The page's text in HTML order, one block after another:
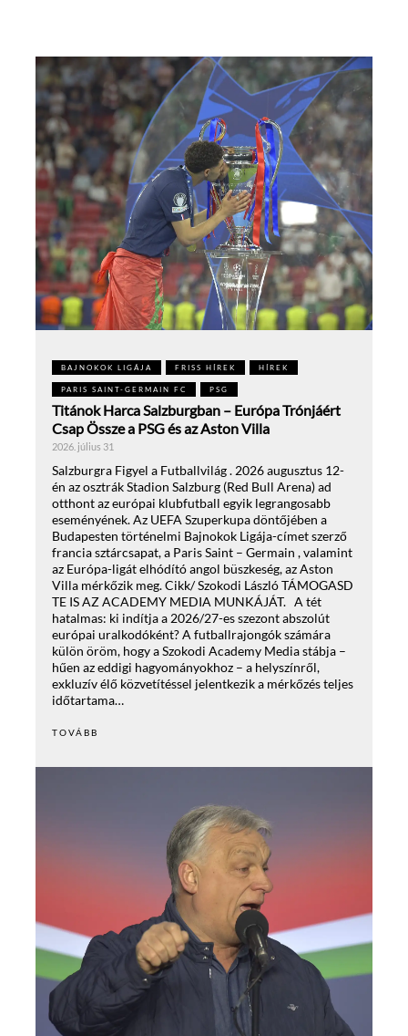
BAJNOKOK LIGÁJA FRISS HÍREK HÍREK
PARIS SAINT-GERMAIN FC PSG
Titánok Harca Salzburgban – Európa Trónjáért
Csap Össze a PSG és az Aston Villa
2026. július 31
Salzburgra Figyel a Futballvilág . 2026 augusztus 12-
én az osztrák Stadion Salzburg (Red Bull Arena) ad
otthont az európai klubfutball egyik legrangosabb
eseményének. Az UEFA Szuperkupa döntőjében a
Budapesten történelmi Bajnokok Ligája-címet szerző
francia sztárcsapat, a Paris Saint – Germain , valamint
az Európa-ligát elhódító angol büszkeség, az Aston
Villa mérkőzik meg. Cikk/ Szokodi László TÁMOGASD
TE IS AZ ACADEMY MEDIA MUNKÁJÁT. A tét
hatalmas: ki indítja a 2026/27-es szezont abszolút
európai uralkodóként? A futballrajongók számára
külön öröm, hogy a Szokodi Academy Media stábja –
hűen az eddigi hagyományokhoz – a helyszínről,
exkluzív élő közvetítéssel jelentkezik a mérkőzés teljes
időtartama…
TOVÁBB